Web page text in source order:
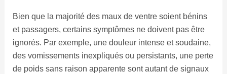
Bien que la majorité des maux de ventre soient bénins
et passagers, certains symptômes ne doivent pas être
ignorés. Par exemple, une douleur intense et soudaine,
des vomissements inexpliqués ou persistants, une perte
de poids sans raison apparente sont autant de signaux